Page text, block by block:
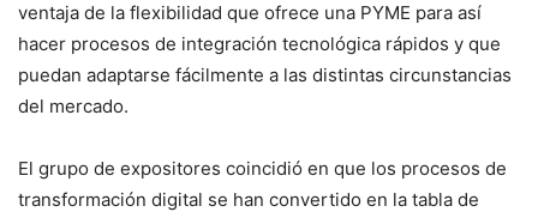
ventaja de la flexibilidad que ofrece una PYME para así
hacer procesos de integración tecnológica rápidos y que
puedan adaptarse fácilmente a las distintas circunstancias
del mercado.
El grupo de expositores coincidió en que los procesos de
transformación digital se han convertido en la tabla de